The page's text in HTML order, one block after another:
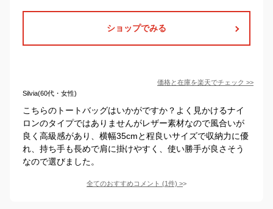
ショップでみる
価格と在庫を楽天でチェック >>
Silvia(60代・女性)
こちらのトートバッグはいかがですか？よく見かけるナイ
ロンのタイプではありませんがレザー素材なので風合いが
良く高級感があり、横幅35cmと程良いサイズで収納力に優
れ、持ち手も長めで肩に掛けやすく、使い勝手が良さそう
なので選びました。
全てのおすすめコメント (1件) >